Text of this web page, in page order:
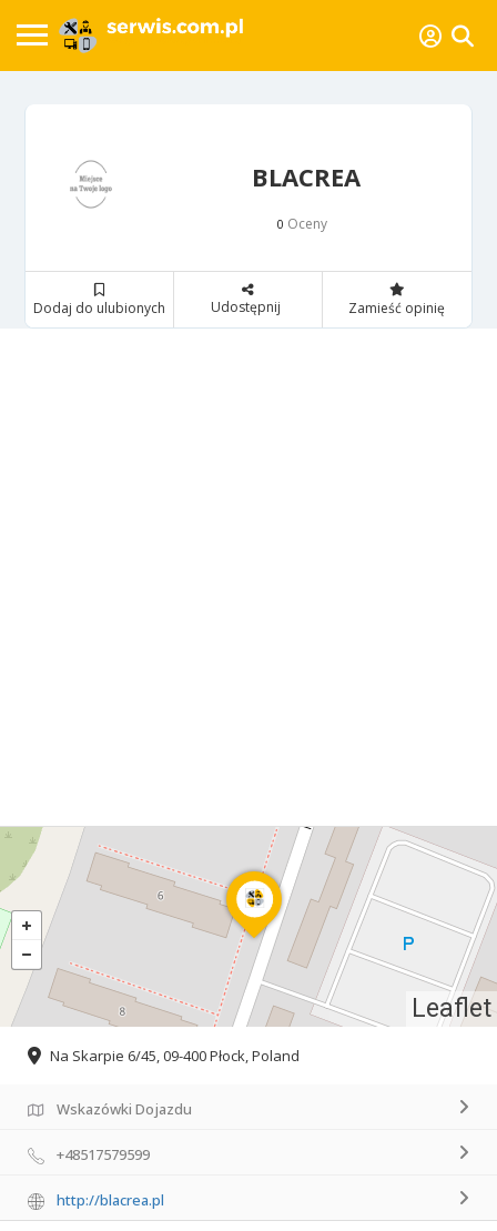
BLACREA
0 Oceny
Dodaj do ulubionych Udostępnij Zamieść opinię
Leaflet
Na Skarpie 6/45, 09-400 Płock, Poland
Wskazówki Dojazdu
+48517579599
http://blacrea.pl